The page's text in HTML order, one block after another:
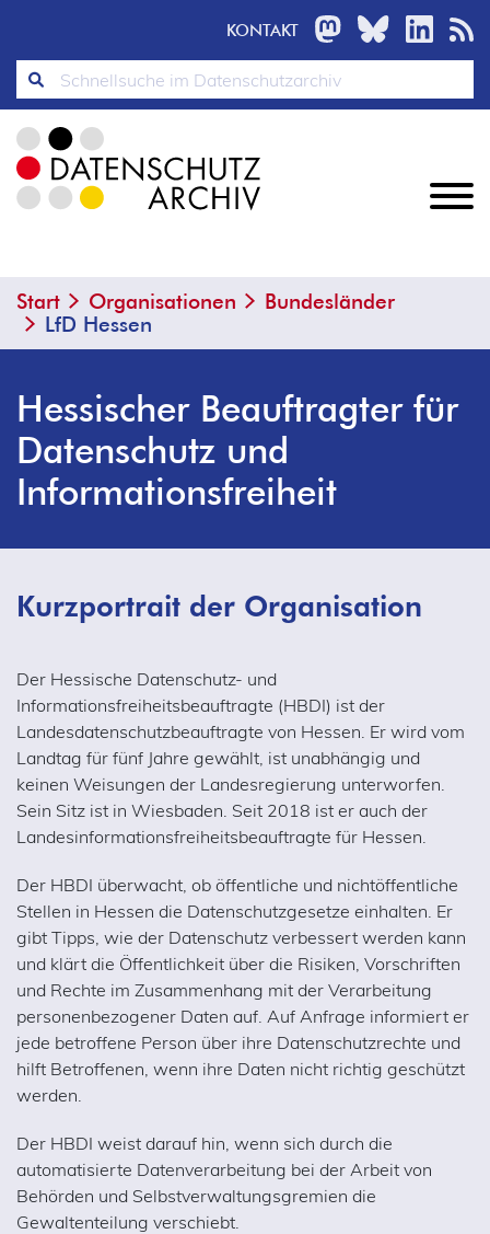
KONTAKT MASTODON
BLUESKY
Start Organisationen
Bundesländer
LfD Hessen
Hessischer Beauftragter für
Datenschutz und
Informationsfreiheit
Kurzportrait der Organisation
Der Hessische Datenschutz- und
Informationsfreiheitsbeauftragte (HBDI) ist der
Landesdatenschutzbeauftragte von Hessen. Er wird vom
Landtag für fünf Jahre gewählt, ist unabhängig und
keinen Weisungen der Landesregierung unterworfen.
Sein Sitz ist in Wiesbaden. Seit 2018 ist er auch der
Landesinformationsfreiheitsbeauftragte für Hessen.
Der HBDI überwacht, ob öffentliche und nichtöffentliche
Stellen in Hessen die Datenschutzgesetze einhalten. Er
gibt Tipps, wie der Datenschutz verbessert werden kann
und klärt die Öffentlichkeit über die Risiken, Vorschriften
und Rechte im Zusammenhang mit der Verarbeitung
personenbezogener Daten auf. Auf Anfrage informiert er
jede betroffene Person über ihre Datenschutzrechte und
hilft Betroffenen, wenn ihre Daten nicht richtig geschützt
werden.
Der HBDI weist darauf hin, wenn sich durch die
automatisierte Datenverarbeitung bei der Arbeit von
Behörden und Selbstverwaltungsgremien die
Gewaltenteilung verschiebt.